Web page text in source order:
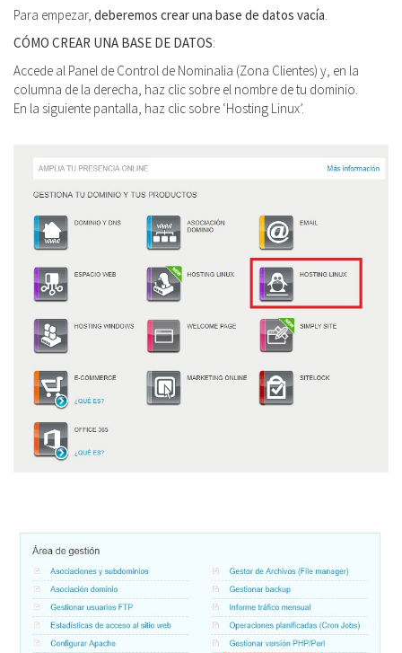
Para empezar, deberemos crear una base de datos vacía.
CÓMO CREAR UNA BASE DE DATOS:
Accede al Panel de Control de Nominalia (Zona Clientes) y, en la
columna de la derecha, haz clic sobre el nombre de tu dominio.
En la siguiente pantalla, haz clic sobre ‘Hosting Linux’.